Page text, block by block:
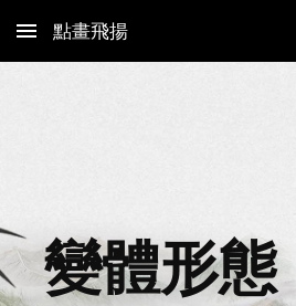
Skip to main content
點畫飛揚
變體形態